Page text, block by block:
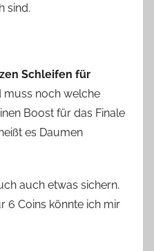
sind.
Schleifen für
muss noch welche
Boost für das Finale
es Daumen
auch etwas sichern.
6 Coins könnte ich mir